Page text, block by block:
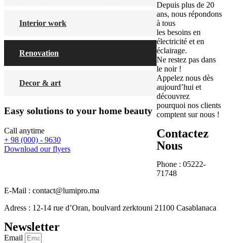
Interior work
Renovation
Decor & art
Easy solutions to your home beauty
Call anytime
+ 98 (000) - 9630
Download our flyers
Depuis plus de 20
ans, nous répondons
à tous
les besoins en
électricité et en
éclairage.
Ne restez pas dans
le noir !
Appelez nous dès
aujourd’hui et
découvrez
pourquoi nos clients
comptent sur nous !
Contactez
Nous
Phone : 05222-
71748
E-Mail : contact@lumipro.ma
Adress : 12-14 rue d’Oran, boulvard zerktouni 21100 Casablanaca
Newsletter
Email